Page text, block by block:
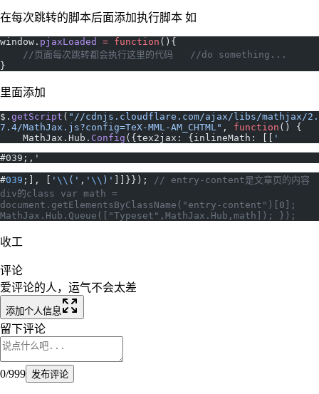
在每次跳转的脚本后面添加执行脚本 如
window. pjaxLoaded = function (){
    //页面每次跳转都会执行这里的代码   //do something...
}
里面添加
$. getScript ( "//cdnjs.cloudflare.com/ajax/libs/mathjax/2.
7.4/MathJax.js?config=TeX-MML-AM_CHTML" , function () {
    MathJax.Hub.
Config ({tex2jax: {inlineMath: [[
'
#039;,'
#039 ;], [ ' \\ (' , ' \\ )' ]]}});
// entry-content是文章页的内容
div的class var math =
document.getElementsByClassName("entry-content")[0];
MathJax.Hub.Queue(["Typeset",MathJax.Hub,math]); });
收工
评论
爱评论的人，运气不会太差
添加个人信息
留下评论
0/999 发布评论